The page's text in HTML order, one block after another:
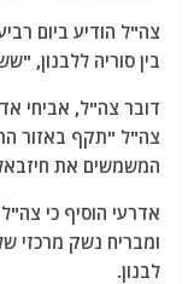
at
s
A
p
p
e
g
ra
m
l
צה"ל הודיע ​​ביום
בין סוריה ללבנון,
המשמשים את
אדרעי הוסיף כי
ומבריח נשק מרכזי
לבנון.